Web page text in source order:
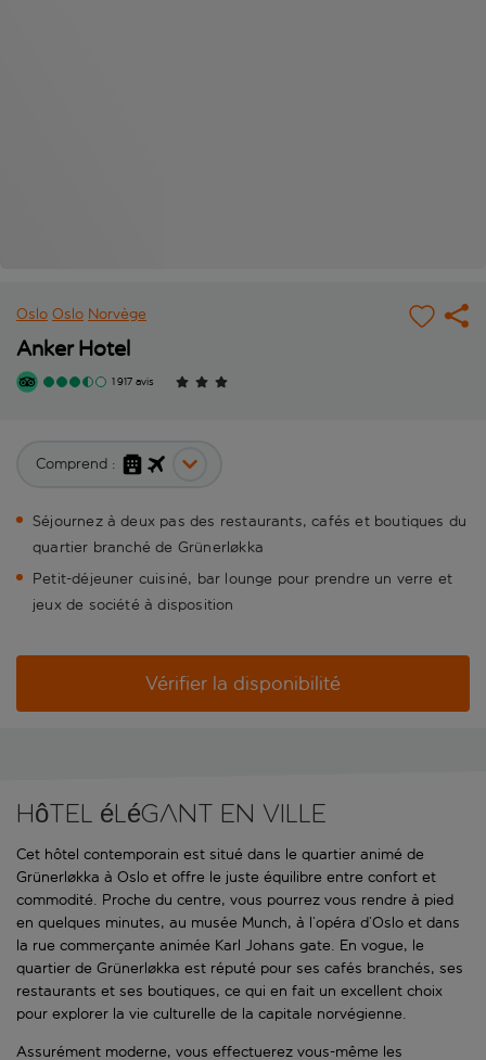
Oslo Oslo Norvège
Anker Hotel
1 917 avis
Comprend :
Séjournez à deux pas des restaurants, cafés et boutiques du
quartier branché de Grünerløkka
Petit-déjeuner cuisiné, bar lounge pour prendre un verre et
jeux de société à disposition
Vérifier la disponibilité
Hôtel élégant en ville
Cet hôtel contemporain est situé dans le quartier animé de
Grünerløkka à Oslo et offre le juste équilibre entre confort et
commodité. Proche du centre, vous pourrez vous rendre à pied
en quelques minutes, au musée Munch, à l’opéra d’Oslo et dans
la rue commerçante animée Karl Johans gate. En vogue, le
quartier de Grünerløkka est réputé pour ses cafés branchés, ses
restaurants et ses boutiques, ce qui en fait un excellent choix
pour explorer la vie culturelle de la capitale norvégienne.
Assurément moderne, vous effectuerez vous-même les